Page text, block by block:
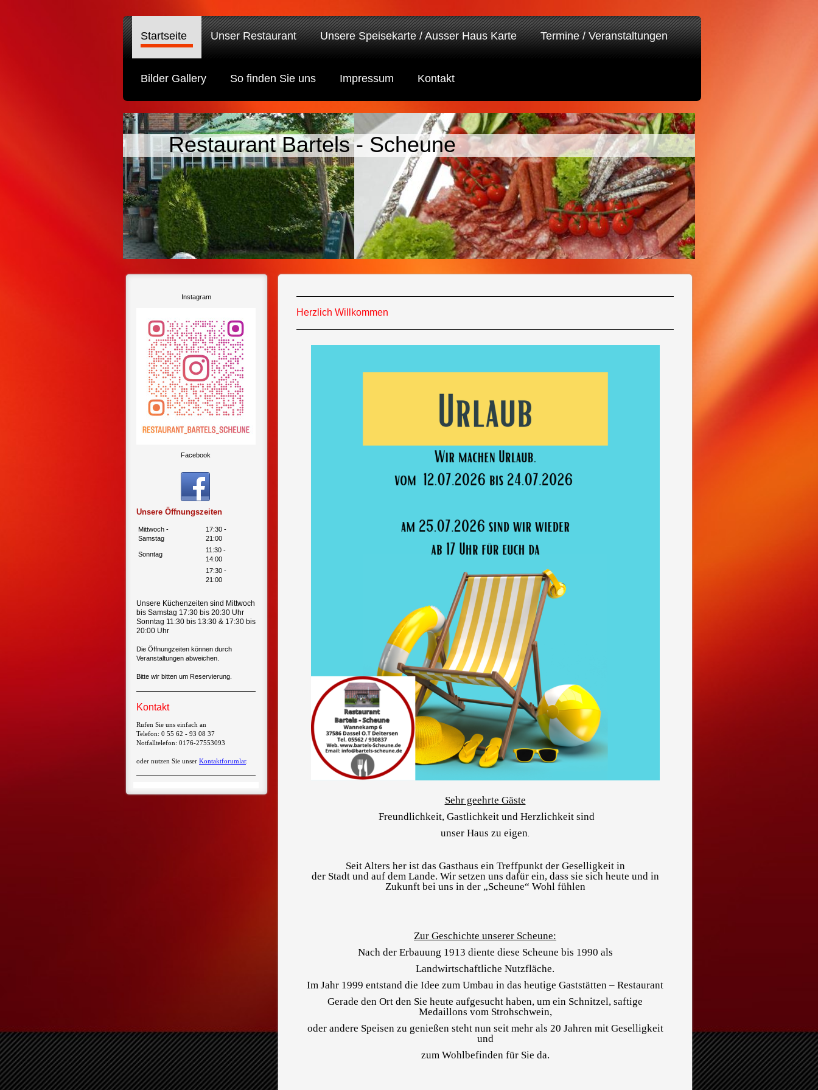
Startseite Unser Restaurant Unsere Speisekarte / Ausser Haus Karte Termine / Veranstaltungen
Bilder Gallery So finden Sie uns Impressum Kontakt
Restaurant Bartels - Scheune
Instagram
Facebook
Unsere Öffnungszeiten
Mittwoch -
Samstag
17:30 -
21:00
Sonntag
11:30 -
14:00
17:30 -
21:00
Unsere Küchenzeiten sind Mittwoch
bis Samstag 17:30 bis 20:30 Uhr
Sonntag 11:30 bis 13:30 & 17:30 bis
20:00 Uhr
Die Öffnungzeiten können durch
Veranstaltungen abweichen.
Bitte wir bitten um Reservierung.
Kontakt
Rufen Sie uns einfach an
Telefon: 0 55 62 - 93 08 37
Notfalltelefon: 0176-27553093
oder nutzen Sie unser Kontaktforumlar.
Herzlich Willkommen
Sehr geehrte Gäste
Freundlichkeit, Gastlichkeit und Herzlichkeit sind
unser Haus zu eigen
Seit Alters her ist das Gasthaus ein Treffpunkt der Geselligkeit in
der Stadt und auf dem Lande. Wir setzen uns dafür ein, dass sie sich heute und in
Zukunft bei uns in der „Scheune“ Wohl fühlen
Zur Geschichte unserer Scheune:
Nach der Erbauung 1913 diente diese Scheune bis 1990 als
Landwirtschaftliche Nutzfläche.
Im Jahr 1999 entstand die Idee zum Umbau in das heutige Gaststätten – Restaurant
Gerade den Ort den Sie heute aufgesucht haben, um ein Schnitzel, saftige
Medaillons vom Strohschwein,
oder andere Speisen zu genießen steht nun seit mehr als 20 Jahren mit Geselligkeit
und
zum Wohlbefinden für Sie da.